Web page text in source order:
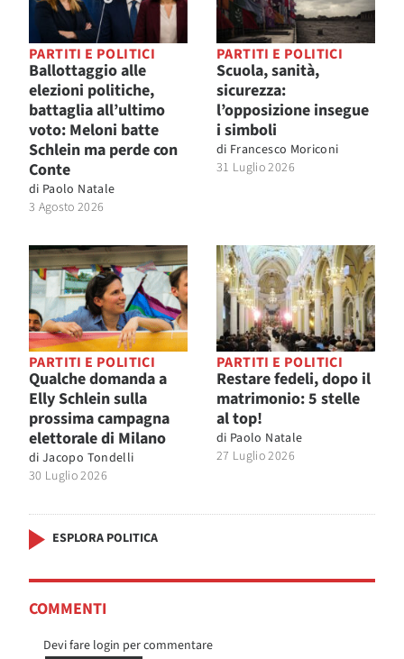
PARTITI E POLITICI
Ballottaggio alle
elezioni politiche,
battaglia all’ultimo
voto: Meloni batte
Schlein ma perde con
Conte
di Paolo Natale
3 Agosto 2026
PARTITI E POLITICI
Scuola, sanità,
sicurezza:
l’opposizione insegue
i simboli
di Francesco Moriconi
31 Luglio 2026
PARTITI E POLITICI
Qualche domanda a
Elly Schlein sulla
prossima campagna
elettorale di Milano
di Jacopo Tondelli
30 Luglio 2026
PARTITI E POLITICI
Restare fedeli, dopo il
matrimonio: 5 stelle
al top!
di Paolo Natale
27 Luglio 2026
ESPLORA POLITICA
COMMENTI
Devi fare login per commentare